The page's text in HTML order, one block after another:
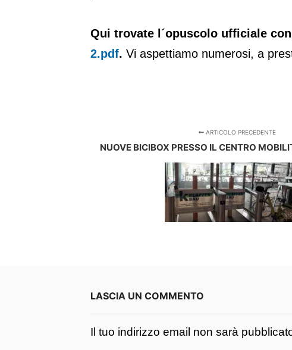
Qui trovate l´opuscolo ufficiale
2.pdf. Vi aspettiamo numerosi, a
ARTICOLO PRECEDENTE
NUOVE BICIBOX PRESSO IL CENTRO
LASCIA UN COMMENTO
Il tuo indirizzo email non sarà